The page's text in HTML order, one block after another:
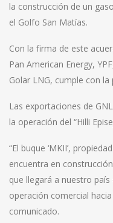
la construcción de un
el Golfo San Matías.
Con la firma de este
Pan American Energy,
Golar LNG, cumple con la
Las exportaciones de
la operación del “Hilli
“El buque ‘MKII’,
encuentra en
que llegará a nuestro
operación comercial
comunicado.